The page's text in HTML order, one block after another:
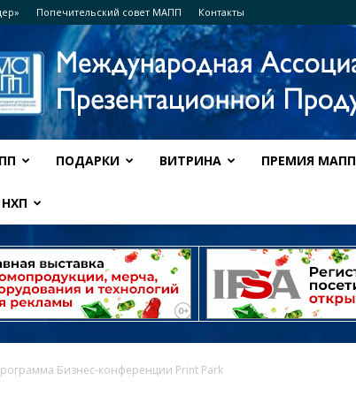
Попечительский совет МАПП Контакты
ПОДАРКИ ВИТРИНА ПРЕМИЯ МАПП
НХП
Бизнес‑конференции Print Park